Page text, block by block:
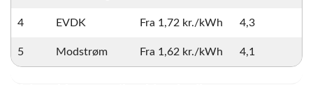
4 EVDK Fra 1,72 kr./kWh 4,3
5 Modstrøm Fra 1,62 kr./kWh 4,1